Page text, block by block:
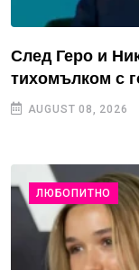
След Геро и
тихомълком с
AUGUST 08, 2026
ЛЮБОПИТНО